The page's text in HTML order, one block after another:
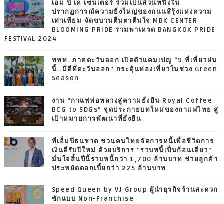
เอ็ม บี เค เซ็นเตอร์ ร่วมเป็นส่วนหนึ่งใน
ปรากฏการณ์ความยิ่งใหญ่ของถนนสีรุ้งแห่งความ
เท่าเทียม จัดขบวนตื่นตาตื่นใจ MBK CENTER
BLOOMING PRIDE ร่วมพาเหรด BANGKOK PRIDE
FESTIVAL 2024
ททท. ภาคตะวันออก เปิดตัวแคมเปญ “9 ที่เที่ยวฝน
นี้…มีดีที่ตะวันออก” กระตุ้นท่องเที่ยวในช่วง Green
Season
งาน “กาแฟพ่อหลวงสู่ความยั่งยืน Royal Coffee
BCG to SDGs” จุดประกายบทใหม่ของกาแฟไทย สู่
เป้าหมายการพัฒนาที่ยั่งยืน
ทีเอ็มบีธนชาต ชวนคนไทยจัดการหนี้เพื่อชีวิตการ
เงินดีรับปีใหม่ ด้วยบริการ “รวบหนี้เป็นก้อนเดียว”
มั่นใจสิ้นปีนี้รวบหนี้กว่า 1,700 ล้านบาท ช่วยลูกค้า
ประหยัดดอกเบี้ยกว่า 225 ล้านบาท
Speed Queen by VJ Group ผู้นำธุรกิจร้านสะดวก
ซักแบบ Non-Franchise